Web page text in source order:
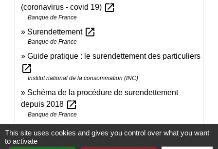
(coronavirus - covid 19) open_in_new
Banque de France
Surendettement open_in_new
Banque de France
Guide pratique : le surendettement des particuliers
open_in_new
Institut national de la consommation (INC)
Schéma de la procédure de surendettement
depuis 2018 open_in_new
Banque de France
This site uses cookies and gives you control over what you want
to activate